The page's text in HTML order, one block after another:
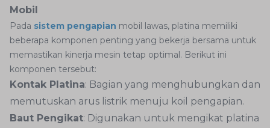
Mobil
Pada sistem pengapian mobil lawas, platina memiliki
beberapa komponen penting yang bekerja bersama untuk
memastikan kinerja mesin tetap optimal. Berikut ini
komponen tersebut:
Kontak Platina: Bagian yang menghubungkan dan
memutuskan arus listrik menuju koil pengapian.
Baut Pengikat: Digunakan untuk mengikat platina